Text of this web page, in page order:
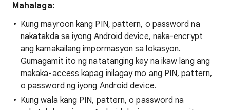
Mahalaga:
Kung mayroon kang PIN, pattern, o password na
nakatakda sa iyong Android device, naka-encrypt
ang kamakailang impormasyon sa lokasyon.
Gumagamit ito ng natatanging key na ikaw lang ang
makaka-access kapag inilagay mo ang PIN, pattern,
o password ng iyong Android device.
Kung wala kang PIN, pattern, o password na